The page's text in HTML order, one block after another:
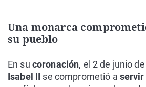
Una monarca
su pueblo
En su coronación, el 2 de junio
Isabel II se comprometió a